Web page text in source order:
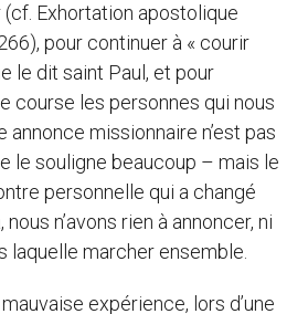
(cf. Exhortation apostolique
pour continuer à « courir
le dit saint Paul, et pour
course les personnes qui nous
missionnaire n’est pas
le souligne beaucoup – mais le
personnelle qui a changé
n’avons rien à annoncer, ni
laquelle marcher ensemble.
mauvaise expérience, lors d’une